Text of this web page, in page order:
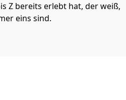
Z bereits erlebt hat, der weiß,
eins sind.